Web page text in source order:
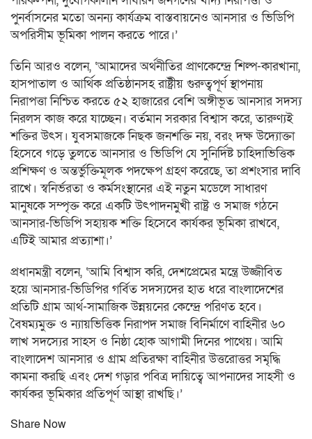
পুনর্বাসনের মতো অনন্য কার্যক্রম বাস্তবায়নেও আনসার ও ভিডিপি
অপরিসীম ভূমিকা পালন করতে পারে।’
তিনি আরও বলেন, ‘আমাদের অর্থনীতির প্রাণকেন্দ্রে শিল্প-কারখানা,
হাসপাতাল ও আর্থিক প্রতিষ্ঠানসহ রাষ্ট্রীয় গুরুত্বপূর্ণ স্থাপনায়
নিরাপত্তা নিশ্চিত করতে ৫২ হাজারের বেশি অঙ্গীভূত আনসার সদস্য
নিরলস কাজ করে যাচ্ছেন। বর্তমান সরকার বিশ্বাস করে, তারুণ্যই
শক্তির উৎস। যুবসমাজকে নিছক জনশক্তি নয়, বরং দক্ষ উদ্যোক্তা
হিসেবে গড়ে তুলতে আনসার ও ভিডিপি যে সুনির্দিষ্ট চাহিদাভিত্তিক
প্রশিক্ষণ ও অন্তর্ভুক্তিমূলক পদক্ষেপ গ্রহণ করেছে, তা প্রশংসার দাবি
রাখে। স্বনির্ভরতা ও কর্মসংস্থানের এই নতুন মডেলে সাধারণ
মানুষকে সম্পৃক্ত করে একটি উৎপাদনমুখী রাষ্ট্র ও সমাজ গঠনে
আনসার-ভিডিপি সহায়ক শক্তি হিসেবে কার্যকর ভূমিকা রাখবে,
এটিই আমার প্রত্যাশা।’
প্রধানমন্ত্রী বলেন, ‘আমি বিশ্বাস করি, দেশপ্রেমের মন্ত্রে উজ্জীবিত
হয়ে আনসার-ভিডিপির গর্বিত সদস্যদের হাত ধরে বাংলাদেশের
প্রতিটি গ্রাম আর্থ-সামাজিক উন্নয়নের কেন্দ্রে পরিণত হবে।
বৈষম্যমুক্ত ও ন্যায়ভিত্তিক নিরাপদ সমাজ বিনির্মাণে বাহিনীর ৬০
লাখ সদস্যের সাহস ও নিষ্ঠা হোক আগামী দিনের পাথেয়। আমি
বাংলাদেশ আনসার ও গ্রাম প্রতিরক্ষা বাহিনীর উত্তরোত্তর সমৃদ্ধি
কামনা করছি এবং দেশ গড়ার পবিত্র দায়িত্বে আপনাদের সাহসী ও
কার্যকর ভূমিকার প্রতিপূর্ণ আস্থা রাখছি।’
Share Now